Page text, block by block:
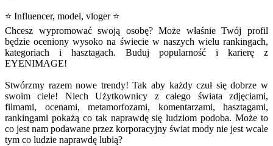
⭐ Influencer, model, vloger ⭐
Chcesz wypromować swoją osobę? Może właśnie Twój profil
będzie oceniony wysoko na świecie w naszych wielu rankingach,
kategoriach i hasztagach. Buduj popularność i karierę z
EYENIMAGE!
Stwórzmy razem nowe trendy! Tak aby każdy czuł się dobrze w
swoim ciele! Niech Użytkownicy z całego świata zdjęciami,
filmami, ocenami, metamorfozami, komentarzami, hasztagami,
rankingami pokażą co tak naprawdę się ludziom podoba. Może to
co jest nam podawane przez korporacyjny świat mody nie jest wcale
tym co ludzie naprawdę lubią?